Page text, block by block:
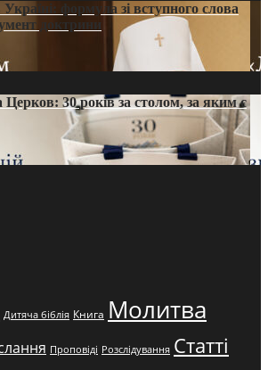
формула зі вступного слова
доктрини
Церков: 30 років за столом, за яким є
Дитяча біблія Книга Молитва
Проповіді Розслідування Статті